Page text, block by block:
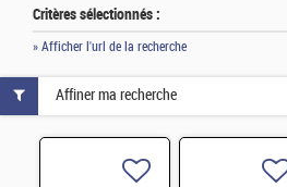
Critères sélectionnés :
» Afficher l'url de la recherche
Affiner ma recherche